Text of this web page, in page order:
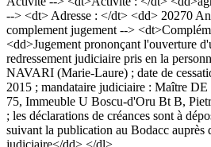
--> <dt> Adresse : </dt> <dd> 20270
complement jugement -->
<dd>Jugement prononçant l'ouverture
redressement judiciaire pris en la
NAVARI (Marie-Laure) ; date de
2015 ; mandataire judiciaire : Maître
75, Immeuble U Boscu-d'Oru Bt B,
; les déclarations de créances sont à
suivant la publication au Bodacc auprès
judiciaire</dd> </dl>